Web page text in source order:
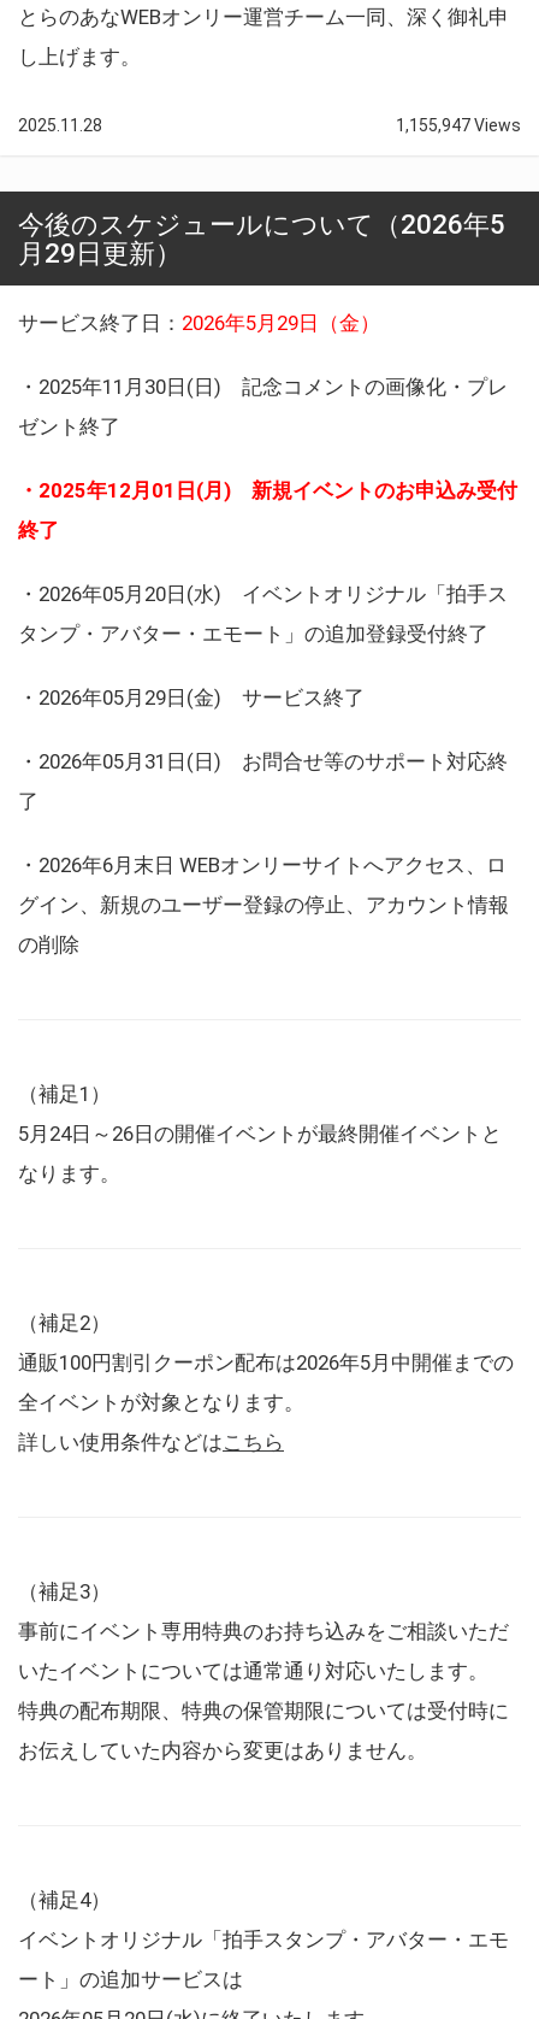
とらのあなWEBオンリー運営チーム一同、深く御礼申
し上げます。
2025.11.28 1,155,947 Views
今後のスケジュールについて（2026年5
月29日更新）
サービス終了日： 2026年5月29日（金）
・2025年11月30日(日) 記念コメントの画像化・プレ
ゼント終了
・2025年12月01日(月) 新規イベントのお申込み受付
終了
・2026年05月20日(水) イベントオリジナル「拍手ス
タンプ・アバター・エモート」の追加登録受付終了
・2026年05月29日(金) サービス終了
・2026年05月31日(日) お問合せ等のサポート対応終
了
・2026年6月末日 WEBオンリーサイトへアクセス、ロ
グイン、新規のユーザー登録の停止、アカウント情報
の削除
（補足1）
5月24日～26日の開催イベントが最終開催イベントと
なります。
（補足2）
通販100円割引クーポン配布は2026年5月中開催までの
全イベントが対象となります。
詳しい使用条件などはこちら
（補足3）
事前にイベント専用特典のお持ち込みをご相談いただ
いたイベントについては通常通り対応いたします。
特典の配布期限、特典の保管期限については受付時に
お伝えしていた内容から変更はありません。
（補足4）
イベントオリジナル「拍手スタンプ・アバター・エモ
ート」の追加サービスは